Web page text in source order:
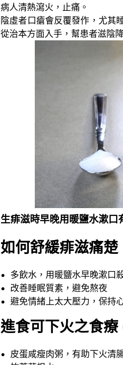
病人清熱瀉火，止痛。
陰虛者口瘡會反覆發作，尤其
從治本方面入手，幫患者滋陰
生痱滋時早晚用暖鹽水漱口
如何舒緩痱滋痛楚
多飲水，用暖鹽水早晚漱口
改善睡眠質素，避免熬夜
避免情緒上太大壓力，保持
進食可下火之食
皮蛋咸瘦肉粥，有助下火清